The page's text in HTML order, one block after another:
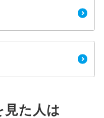
見た人は